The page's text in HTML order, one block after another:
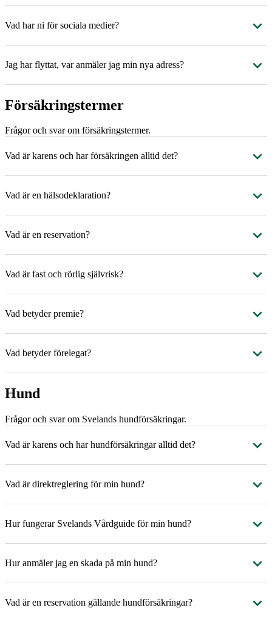
Vad har ni för sociala medier?
Jag har flyttat, var anmäler jag min nya adress?
Försäkringstermer
Frågor och svar om försäkringstermer.
Vad är karens och har försäkringen alltid det?
Vad är en hälsodeklaration?
Vad är en reservation?
Vad är fast och rörlig självrisk?
Vad betyder premie?
Vad betyder förelegat?
Hund
Frågor och svar om Svelands hundförsäkringar.
Vad är karens och har hundförsäkringar alltid det?
Vad är direktreglering för min hund?
Hur fungerar Svelands Vårdguide för min hund?
Hur anmäler jag en skada på min hund?
Vad är en reservation gällande hundförsäkringar?